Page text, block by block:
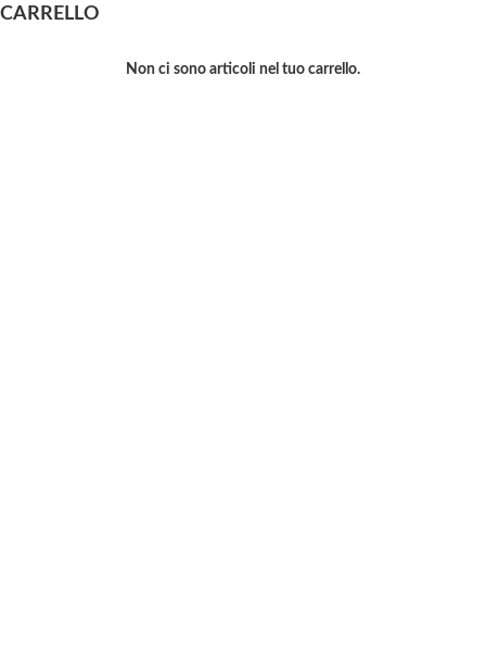
CARRELLO
Non ci sono articoli nel tuo carrello.